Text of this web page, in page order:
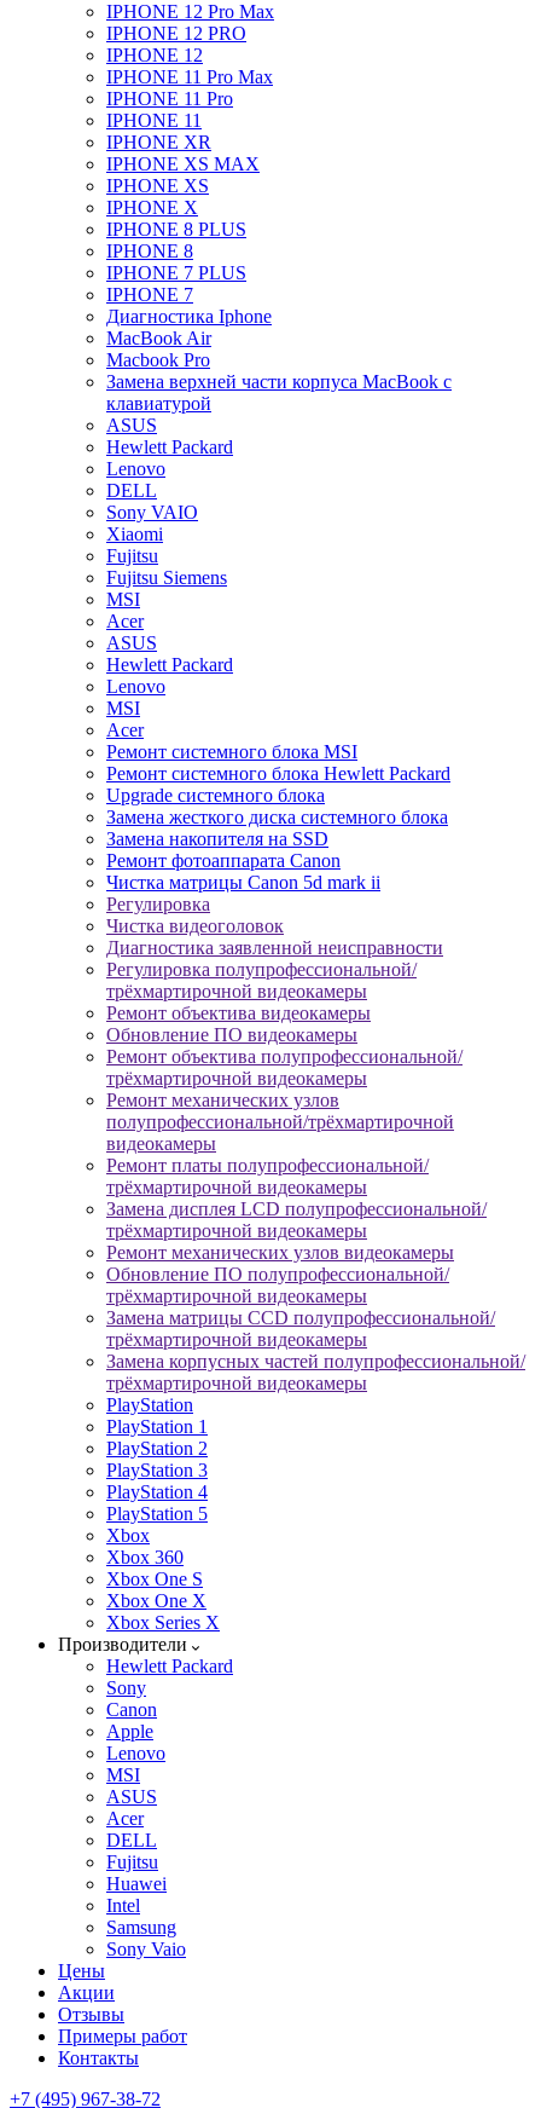
IPHONE 12 Pro Max
IPHONE 12 PRO
IPHONE 12
IPHONE 11 Pro Max
IPHONE 11 Pro
IPHONE 11
IPHONE XR
IPHONE XS MAX
IPHONE XS
IPHONE X
IPHONE 8 PLUS
IPHONE 8
IPHONE 7 PLUS
IPHONE 7
Диагностика Iphone
MacBook Air
Macbook Pro
Замена верхней части корпуса MacBook с
клавиатурой
ASUS
Hewlett Packard
Lenovo
DELL
Sony VAIO
Xiaomi
Fujitsu
Fujitsu Siemens
MSI
Acer
ASUS
Hewlett Packard
Lenovo
MSI
Acer
Ремонт системного блока MSI
Ремонт системного блока Hewlett Packard
Upgrade системного блока
Замена жесткого диска системного блока
Замена накопителя на SSD
Ремонт фотоаппарата Canon
Чистка матрицы Canon 5d mark ii
Регулировка
Чистка видеоголовок
Диагностика заявленной неисправности
Регулировка полупрофессиональной/
трёхмартирочной видеокамеры
Ремонт объектива видеокамеры
Обновление ПО видеокамеры
Ремонт объектива полупрофессиональной/
трёхмартирочной видеокамеры
Ремонт механических узлов
полупрофессиональной/трёхмартирочной
видеокамеры
Ремонт платы полупрофессиональной/
трёхмартирочной видеокамеры
Замена дисплея LCD полупрофессиональной/
трёхмартирочной видеокамеры
Ремонт механических узлов видеокамеры
Обновление ПО полупрофессиональной/
трёхмартирочной видеокамеры
Замена матрицы CCD полупрофессиональной/
трёхмартирочной видеокамеры
Замена корпусных частей полупрофессиональной/
трёхмартирочной видеокамеры
PlayStation
PlayStation 1
PlayStation 2
PlayStation 3
PlayStation 4
PlayStation 5
Xbox
Xbox 360
Xbox One S
Xbox One X
Xbox Series X
Производители
Hewlett Packard
Sony
Canon
Apple
Lenovo
MSI
ASUS
Acer
DELL
Fujitsu
Huawei
Intel
Samsung
Sony Vaio
Цены
Акции
Отзывы
Примеры работ
Контакты
+7 (495) 967-38-72